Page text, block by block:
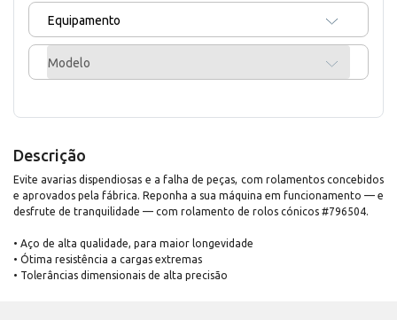
Equipamento
Modelo
Descrição
Evite avarias dispendiosas e a falha de peças, com rolamentos concebidos
e aprovados pela fábrica. Reponha a sua máquina em funcionamento — e
desfrute de tranquilidade — com rolamento de rolos cónicos #796504.
• Aço de alta qualidade, para maior longevidade
• Ótima resistência a cargas extremas
• Tolerâncias dimensionais de alta precisão